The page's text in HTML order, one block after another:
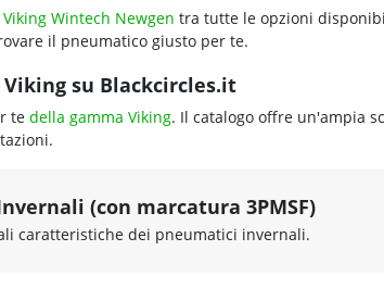
Viking Wintech Newgen tra tutte le opzioni
il pneumatico giusto per te.
su Blackcircles.it
te della gamma Viking. Il catalogo offre un'ampia
(con marcatura 3PMSF)
caratteristiche dei pneumatici invernali.